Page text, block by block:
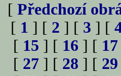
[ Předchozí
[ 1 ] [ 2 ] [ 3 ] [
[ 15 ] [ 16 ] [ 17
[ 27 ] [ 28 ] [ 29